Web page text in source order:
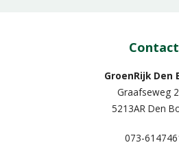
Contact
GroenRijk Den
Graafseweg
5213AR Den
073-